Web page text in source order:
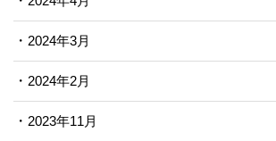
2024年3月
2024年2月
2023年11月